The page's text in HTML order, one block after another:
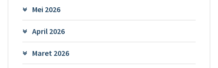
Mei 2026
April 2026
Maret 2026